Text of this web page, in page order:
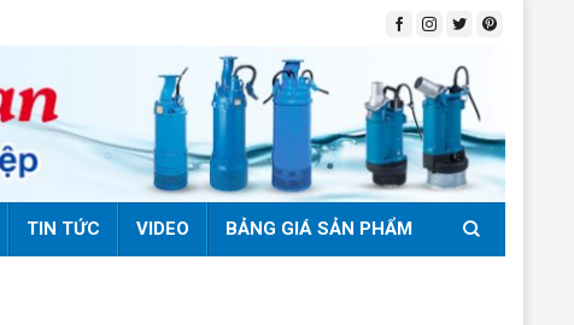
TIN TỨC VIDEO BẢNG GIÁ SẢN PHẨM